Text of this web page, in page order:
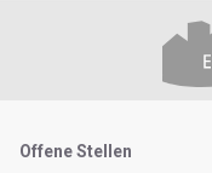
Metanavigation
Offene Stellen